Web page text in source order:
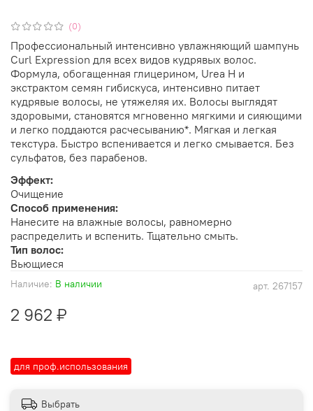
(0)
арт. 267157
Наличие: В наличии
для проф.использования
2 962 ₽
Профессиональный интенсивно увлажняющий шампунь
Curl Expression для всех видов кудрявых волос.
Формула, обогащенная глицерином, Urea H и
экстрактом семян гибискуса, интенсивно питает
кудрявые волосы, не утяжеляя их. Волосы выглядят
здоровыми, становятся мгновенно мягкими и сияющими
и легко поддаются расчесыванию*. Мягкая и легкая
текстура. Быстро вспенивается и легко смывается. Без
сульфатов, без парабенов.
Эффект:
Очищение
Способ применения:
Нанесите на влажные волосы, равномерно
распределить и вспенить. Тщательно смыть.
Тип волос:
Вьющиеся
Выбрать